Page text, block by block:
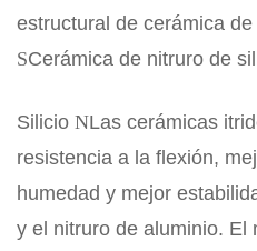
estructural de cerámica
SCerámica de nitruro de
Silicio NLas cerámicas
resistencia a la flexión,
humedad y mejor
y el nitruro de aluminio. El